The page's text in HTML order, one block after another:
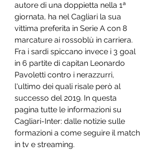
autore di una doppietta nella 1ª
giornata, ha nel Cagliari la sua
vittima preferita in Serie A con 8
marcature ai rossoblù in carriera.
Fra i sardi spiccano invece i 3 goal
in 6 partite di capitan Leonardo
Pavoletti contro i nerazzurri,
l'ultimo dei quali risale però al
successo del 2019. In questa
pagina tutte le informazioni su
Cagliari-Inter: dalle notizie sulle
formazioni a come seguire il match
in tv e streaming.